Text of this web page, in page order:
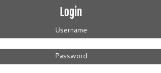
Login
Username
Password